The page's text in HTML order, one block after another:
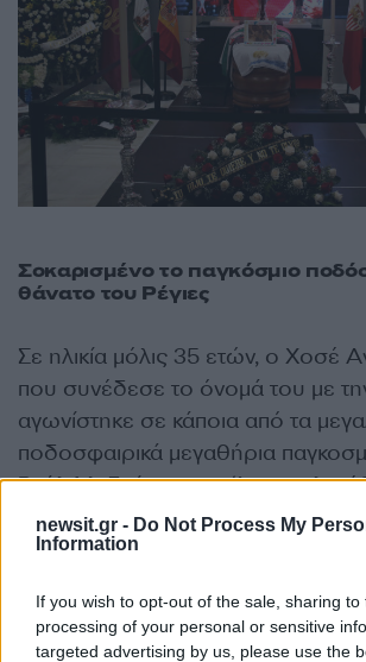
newsit.gr - Do Not Process My
Information
If you wish to opt-out of the sale, sharing
processing of your personal or sensitive
targeted advertising by us, please use the
Σοκαρισμένο το παγκόσμιο
θάνατο του Ρέγιες
Σε ηλικία μόλις 35 ετών, ο Χοσέ
που συνέδεσε το όνομά του με
αγωνίστηκε σε κάποια από τα
ποδοσφαιρικά μεγαθήρια
Ρεάλ Μαδρίτης και η Άρσεναλ,
τροχαίο δυστύχημα.
Εξτρεμαδούρα, ομάδας της
κατηγορίας, μαζί με τον άλλοτε